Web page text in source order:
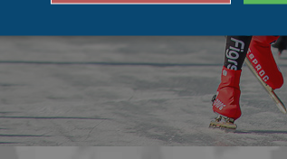
Gerichte advertenties
zien hoe bezoekers de website gebruiken, bijv.
bezoeker direct te identificeren.